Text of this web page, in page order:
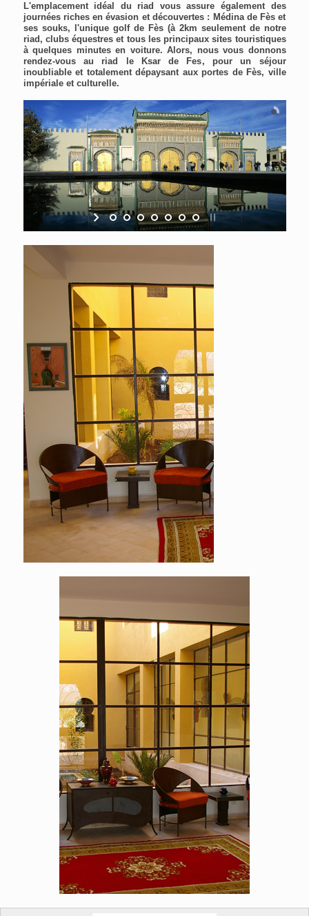
L'emplacement idéal du riad vous assure également des
journées riches en évasion et découvertes : Médina de Fès et
ses souks, l'unique golf de Fès (à 2km seulement de notre
riad, clubs équestres et tous les principaux sites touristiques
à quelques minutes en voiture. Alors, nous vous donnons
rendez-vous au riad le Ksar de Fes, pour un séjour
inoubliable et totalement dépaysant aux portes de Fès, ville
impériale et culturelle.